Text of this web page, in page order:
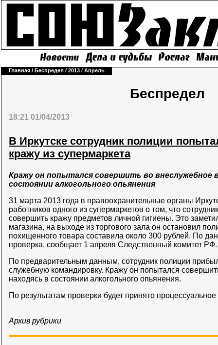
Главная / Беспредел / 2013 / Апрель
Беспредел
18:21 01/04/2013
В Иркутске сотрудник полиции
кражу из супермаркета
Кражу он попытался совершить во внеслужебное
состоянии алкогольного опьянения
31 марта 2013 года в правоохранительные органы
работников одного из супермаркетов о том, что
совершить кражу предметов личной гигиены. Это
магазина, на выходе из торгового зала он остановил
похищенного товара составила около 300 рублей. По
проверка, сообщает 1 апреля Следственный комитет РФ.
По предварительным данным, сотрудник полиции
служебную командировку. Кражу он попытался
находясь в состоянии алкогольного опьянения.
По результатам проверки будет принято
Архив рубрики